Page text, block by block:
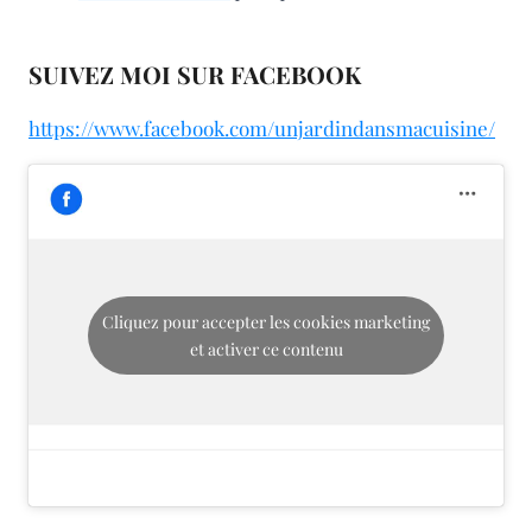
SUIVEZ MOI SUR FACEBOOK
https://www.facebook.com/unjardindansmacuisine/
Cliquez pour accepter les cookies marketing
et activer ce contenu